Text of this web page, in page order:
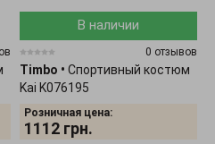
В наличии
0 отзывов
Timbo • Спортивный костюм
Kai K076195
Розничная цена:
1112 грн.